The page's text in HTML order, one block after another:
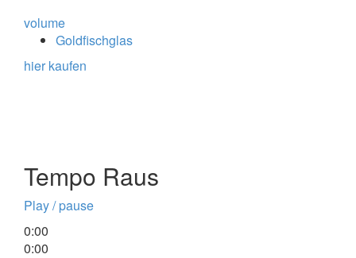
volume
Goldfischglas
hier kaufen
Tempo Raus
Play / pause
0:00
0:00